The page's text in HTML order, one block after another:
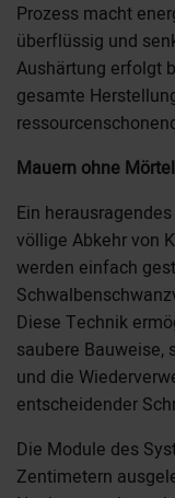
Prozess macht
überflüssig und
Aushärtung erfolgt
gesamte
Mauern ohne
Ein
völlige Abkehr von
werden einfach
Diese Technik
saubere Bauweise,
und die
entscheidender
Die Module des
Zentimetern